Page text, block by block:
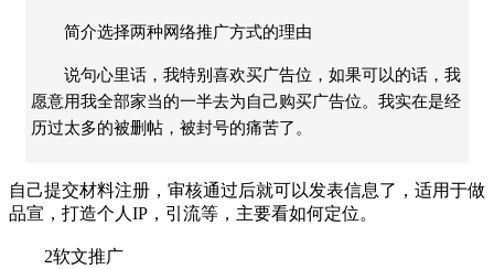
简介选择两种网络推广方式的理由
说句心里话，我特别喜欢买广告位，如果可以的话，我
愿意用我全部家当的一半去为自己购买广告位。我实在是经
历过太多的被删帖，被封号的痛苦了。
自己提交材料注册，审核通过后就可以发表信息了，适用于做
品宣，打造个人IP，引流等，主要看如何定位。
2软文推广